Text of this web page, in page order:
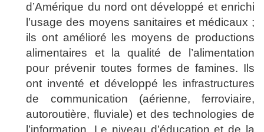
d’Amérique du nord ont développé et enrichi
l’usage des moyens sanitaires et médicaux ;
ils ont amélioré les moyens de productions
alimentaires et la qualité de l’alimentation
pour prévenir toutes formes de famines. Ils
ont inventé et développé les infrastructures
de communication (aérienne, ferroviaire,
autoroutière, fluviale) et des technologies de